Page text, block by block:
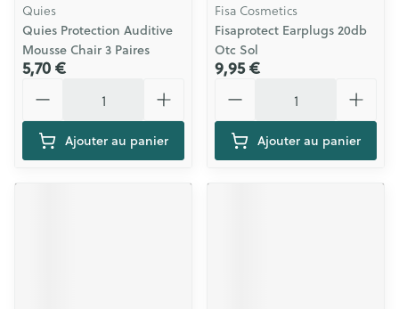
Quies
Quies Protection Auditive
Mousse Chair 3 Paires
5,70 €
Ajouter au panier
Fisa Cosmetics
Fisaprotect Earplugs 20db
Otc Sol
9,95 €
Ajouter au panier